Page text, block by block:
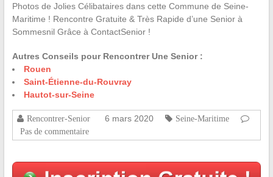
Photos de Jolies Célibataires dans cette Commune de Seine-
Maritime ! Rencontre Gratuite & Très Rapide d’une Senior à
Sommesnil Grâce à ContactSenior !
Autres Conseils pour Rencontrer Une Senior :
Rouen
Saint-Étienne-du-Rouvray
Hautot-sur-Seine
Rencontrer-Senior 6 mars 2020
Seine-Maritime
Pas de commentaire